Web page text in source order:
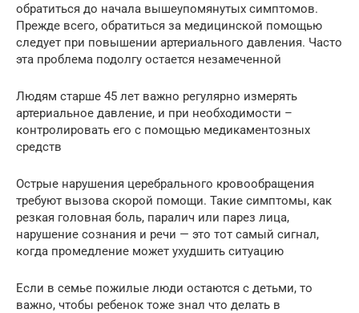
обратиться до начала вышеупомянутых симптомов.
Прежде всего, обратиться за медицинской помощью
следует при повышении артериального давления. Часто
эта проблема подолгу остается незамеченной
Людям старше 45 лет важно регулярно измерять
артериальное давление, и при необходимости –
контролировать его с помощью медикаментозных
средств
Острые нарушения церебрального кровообращения
требуют вызова скорой помощи. Такие симптомы, как
резкая головная боль, паралич или парез лица,
нарушение сознания и речи — это тот самый сигнал,
когда промедление может ухудшить ситуацию
Если в семье пожилые люди остаются с детьми, то
важно, чтобы ребенок тоже знал что делать в